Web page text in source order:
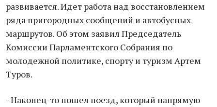
развивается. Идет работа над восстановлением
ряда пригородных сообщений и автобусных
маршрутов. Об этом заявил Председатель
Комиссии Парламентского Собрания по
молодежной политике, спорту и туризм Артем
Туров.
- Наконец-то пошел поезд, который напрямую